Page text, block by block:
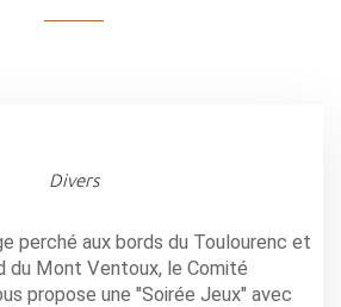
Divers
perché aux bords du Toulourenc et
du Mont Ventoux, le Comité
propose une "Soirée Jeux" avec